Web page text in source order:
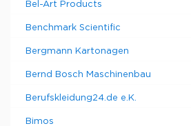
Bel-Art Products
Benchmark Scientific
Bergmann Kartonagen
Bernd Bosch Maschinenbau
Berufskleidung24.de e.K.
Bimos